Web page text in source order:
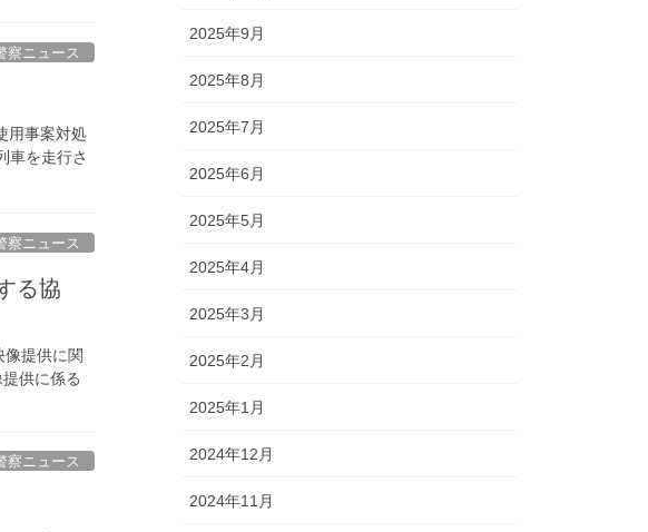
察ニュース
用事案対処
車を走行さ
察ニュース
像提供に関
供に係る
察ニュース
2025年9月
2025年8月
2025年7月
2025年6月
2025年5月
2025年4月
2025年3月
2025年2月
2025年1月
2024年12月
2024年11月